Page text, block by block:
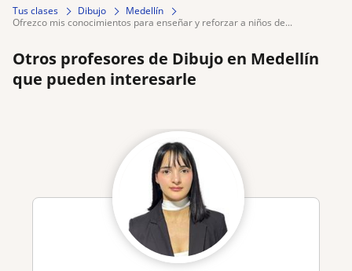
Tus clases Dibujo
Medellín
ofrezco mis conocimientos para enseñar y reforzar a niños de...
Otros profesores de Dibujo en Medellín
que pueden interesarle